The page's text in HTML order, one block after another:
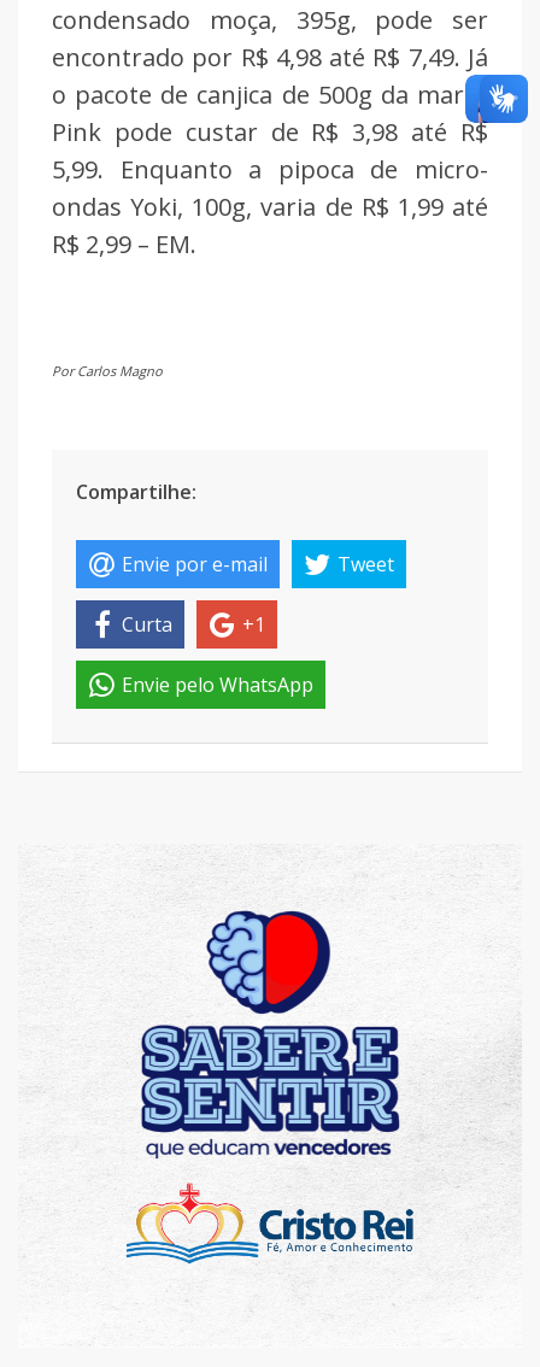
condensado moça, 395g, pode ser
encontrado por R$ 4,98 até R$ 7,49. Já
o pacote de canjica de 500g da marca
Pink pode custar de R$ 3,98 até R$
5,99. Enquanto a pipoca de micro-
ondas Yoki, 100g, varia de R$ 1,99 até
R$ 2,99 – EM.
Por Carlos Magno
Compartilhe:
Envie por e-mail Tweet
Curta +1
Envie pelo WhatsApp